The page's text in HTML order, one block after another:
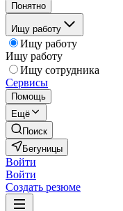
Понятно
Ищу работу
Ищу работу
Ищу работу
Ищу сотрудника
Сервисы
Помощь
Ещё
Поиск
Бегуницы
Войти
Войти
Создать резюме